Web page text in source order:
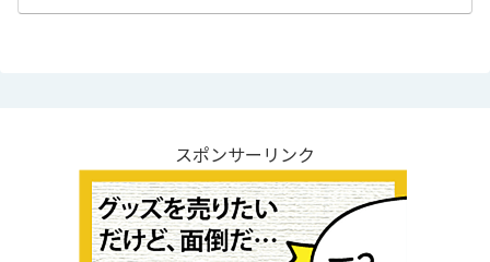
スポンサーリンク